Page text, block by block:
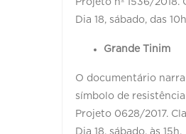
Projeto nº 1536/
Dia 18, sábado, das 10h
Grande Tinim
O documentário
símbolo de
Projeto 0628/2017.
Dia 18, sábado, às 15h.